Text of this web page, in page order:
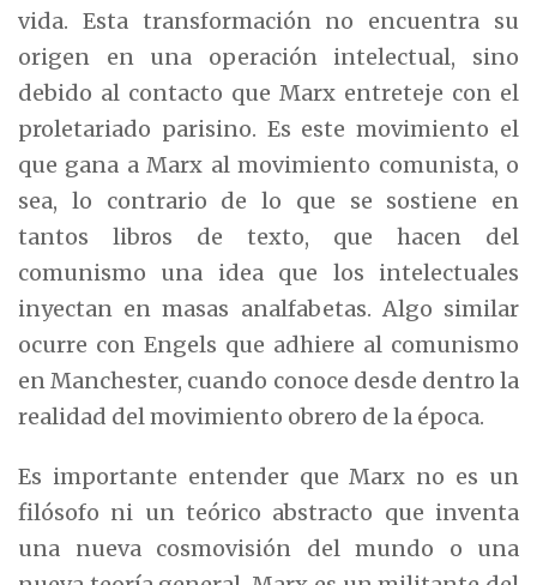
vida. Esta transformación no encuentra su
origen en una operación intelectual, sino
debido al contacto que Marx entreteje con el
proletariado parisino. Es este movimiento el
que gana a Marx al movimiento comunista, o
sea, lo contrario de lo que se sostiene en
tantos libros de texto, que hacen del
comunismo una idea que los intelectuales
inyectan en masas analfabetas. Algo similar
ocurre con Engels que adhiere al comunismo
en Manchester, cuando conoce desde dentro la
realidad del movimiento obrero de la época.
Es importante entender que Marx no es un
filósofo ni un teórico abstracto que inventa
una nueva cosmovisión del mundo o una